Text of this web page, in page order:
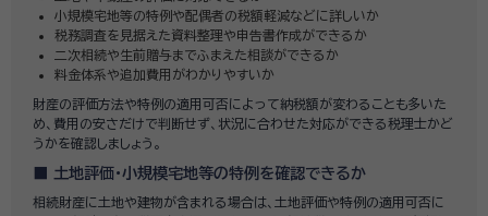
小規模宅地等の特例や配偶者の税額軽減などに詳しいか
税務調査を見据えた資料整理や申告書作成ができるか
二次相続や生前贈与までふまえた相談ができるか
料金体系や追加費用がわかりやすいか
財産の評価方法や特例の適用可否によって納税額が変わることも多いた
め、費用の安さだけで判断せず、状況に合わせた対応ができる税理士かど
うかを確認しましょう。
土地評価・小規模宅地等の特例を確認できるか
相続財産に土地や建物が含まれる場合は、土地評価や特例の適用可否に